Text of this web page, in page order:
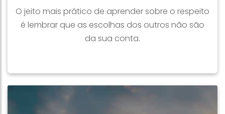
O jeito mais prático de aprender sobre o respeito
é lembrar que as escolhas dos outros não são
da sua conta.